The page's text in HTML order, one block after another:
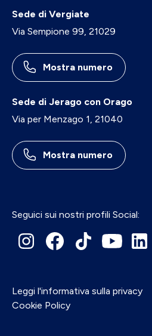
Sede di Vergiate
Via Sempione 99, 21029
Mostra numero
Sede di Jerago con Orago
Via per Menzago 1, 21040
Mostra numero
Seguici sui nostri profili Social:
Leggi l'informativa sulla privacy
Cookie Policy